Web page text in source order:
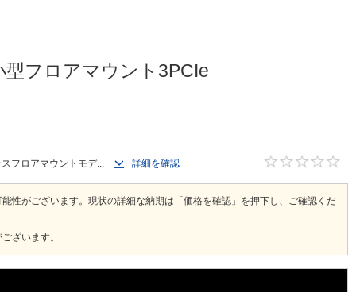
フロアマウント3PCIe
フロアマウントモデ... 詳細を確認
性がございます。現状の詳細な納期は「価格を確認」を押下し、ご確認くだ
ざいます。